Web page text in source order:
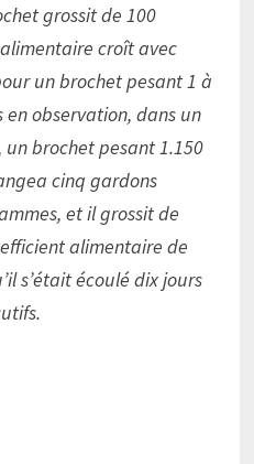
grossit de 100
croît avec
un brochet pesant 1 à
observation, dans un
brochet pesant 1.150
cinq gardons
et il grossit de
alimentaire de
s’était écoulé dix jours